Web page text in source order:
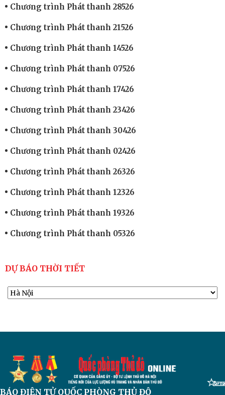
Chương trình Phát thanh 28526
Chương trình Phát thanh 21526
Chương trình Phát thanh 14526
Chương trình Phát thanh 07526
Chương trình Phát thanh 17426
Chương trình Phát thanh 23426
Chương trình Phát thanh 30426
Chương trình Phát thanh 02426
Chương trình Phát thanh 26326
Chương trình Phát thanh 12326
Chương trình Phát thanh 19326
Chương trình Phát thanh 05326
DỰ BÁO THỜI TIẾT
BÁO ĐIỆN TỬQUỐC PHÒNG THỦ ĐÔ